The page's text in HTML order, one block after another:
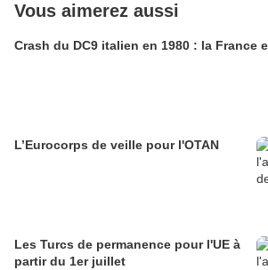
Vous aimerez aussi
Crash du DC9 italien en 1980 : la France
L’Eurocorps de veille pour l'OTAN
Les Turcs de permanence pour l'UE à
partir du 1er juillet